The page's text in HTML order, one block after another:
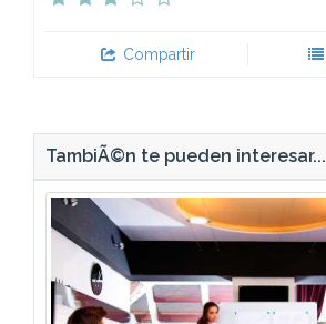
Compartir
TambiÃ©n te pueden interesar...